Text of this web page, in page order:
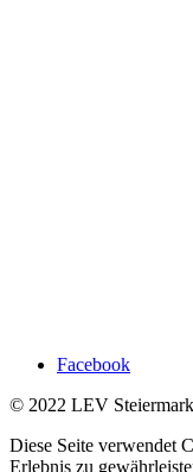
Facebook
© 2022 LEV
Diese Seite verwendet
Erlebnis zu